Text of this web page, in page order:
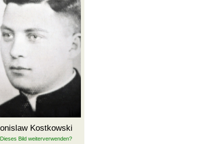
Kostkowski